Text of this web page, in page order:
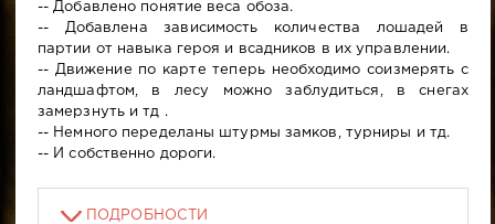
-- Добавлено понятие веса обоза.
-- Добавлена зависимость количества лошадей в
партии от навыка героя и всадников в их управлении.
-- Движение по карте теперь необходимо соизмерять с
ландшафтом, в лесу можно заблудиться, в снегах
замерзнуть и тд .
-- Немного переделаны штурмы замков, турниры и тд.
-- И собственно дороги.
ПОДРОБНОСТИ